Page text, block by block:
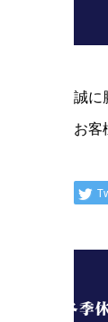
誠に
お客